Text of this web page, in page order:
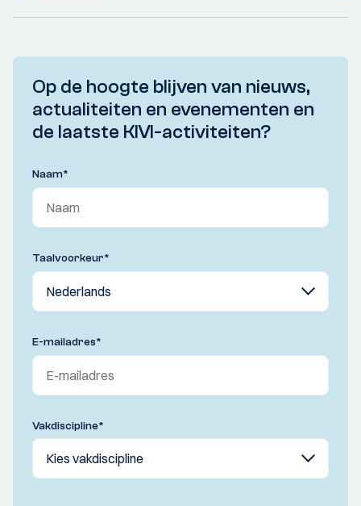
Op de hoogte blijven van nieuws,
actualiteiten en evenementen en
de laatste KIVI-activiteiten?
Naam*
Taalvoorkeur*
E-mailadres*
Vakdiscipline*